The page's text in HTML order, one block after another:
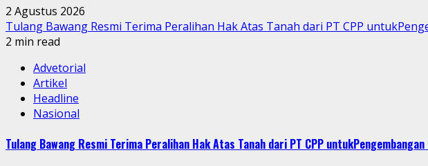
2 Agustus 2026
Tulang Bawang Resmi Terima Peralihan Hak Atas Tanah dari PT CPP
2 min read
Advetorial
Artikel
Headline
Nasional
Tulang Bawang Resmi Terima Peralihan Hak Atas Tanah dari PT CPP